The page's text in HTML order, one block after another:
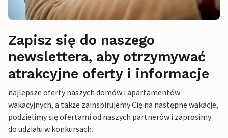
Zapisz się do naszego
newslettera, aby otrzymywać
atrakcyjne oferty i informacje
najlepsze oferty naszych domów i apartamentów
wakacyjnych, a także zainspirujemy Cię na następne wakacje,
podzielimy się ofertami od naszych partnerów i zaprosimy
do udziału w konkursach.